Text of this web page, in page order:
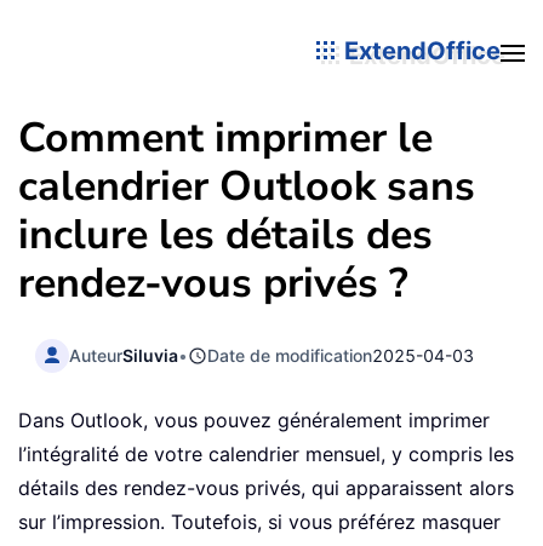
ExtendOffice
Comment imprimer le
calendrier Outlook sans
inclure les détails des
rendez-vous privés ?
AuteurSiluvia• Date de modification2025-04-03
Dans Outlook, vous pouvez généralement imprimer
l’intégralité de votre calendrier mensuel, y compris les
détails des rendez-vous privés, qui apparaissent alors
sur l’impression. Toutefois, si vous préférez masquer